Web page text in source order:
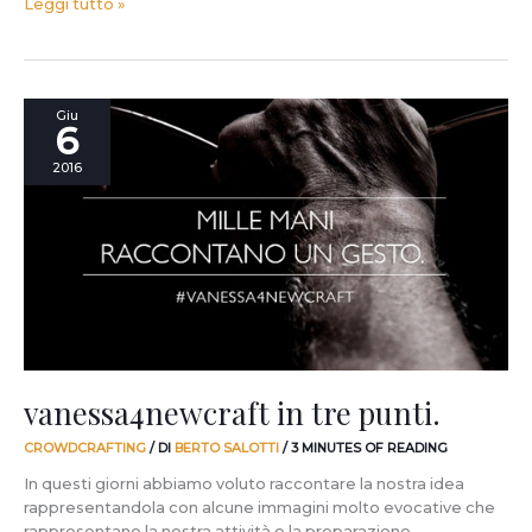
Leggi tutto »
Giu
6
2016
vanessa4newcraft in tre punti.
CROWDCRAFTING / DI BERTO SALOTTI /3 MINUTES OF READING
In questi giorni abbiamo voluto raccontare la nostra idea
rappresentandola con alcune immagini molto evocative che
vanessa4newcraft